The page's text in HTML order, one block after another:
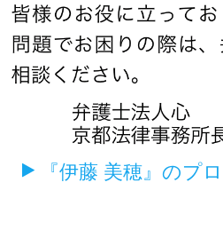
『伊藤 美穂』のプ